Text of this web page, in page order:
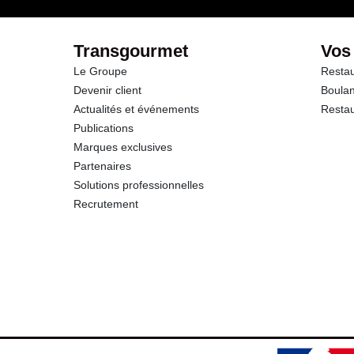
Transgourmet
Le Groupe
Devenir client
Actualités et événements
Publications
Marques exclusives
Partenaires
Solutions professionnelles
Recrutement